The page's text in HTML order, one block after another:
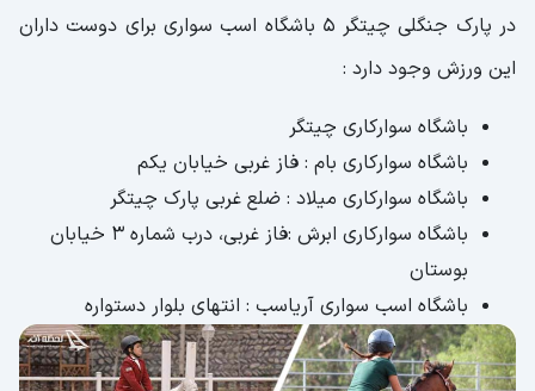
در پارک جنگلی چیتگر 5 باشگاه اسب سواری برای دوست داران
این ورزش وجود دارد :
باشگاه سوارکاری چیتگر
باشگاه سوارکاری بام : فاز غربی خیابان یکم
باشگاه سوارکاری میلاد : ضلع غربی پارک چیتگر
باشگاه سوارکاری ابرش :فاز غربی، درب شماره 3 خیابان
بوستان
باشگاه اسب سواری آریاسب : انتهای بلوار دستواره